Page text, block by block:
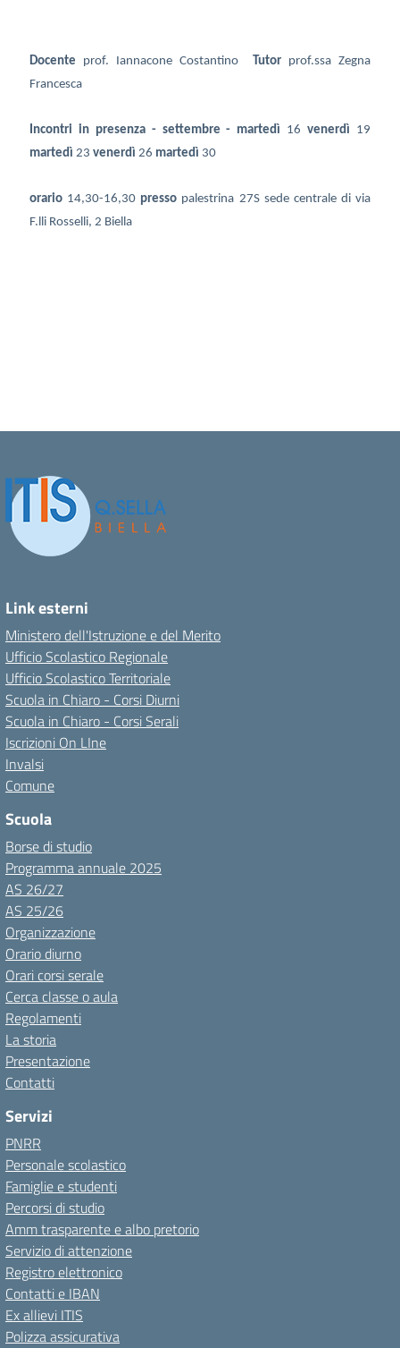
Docente prof. Iannacone Costantino Tutor prof.ssa Zegna
Francesca
Incontri in presenza - settembre - martedì 16venerdì 19
martedì 23 venerdì 26 martedì 30
orario 14,30-16,30 presso palestrina 27S sede centrale di via
F.lli Rosselli, 2 Biella
Link esterni
Ministero dell'Istruzione e del Merito
Ufficio Scolastico Regionale
Ufficio Scolastico Territoriale
Scuola in Chiaro - Corsi Diurni
Scuola in Chiaro - Corsi Serali
Iscrizioni On LIne
Invalsi
Comune
Scuola
Borse di studio
Programma annuale 2025
AS 26/27
AS 25/26
Organizzazione
Orario diurno
Orari corsi serale
Cerca classe o aula
Regolamenti
La storia
Presentazione
Contatti
Servizi
PNRR
Personale scolastico
Famiglie e studenti
Percorsi di studio
Amm trasparente e albo pretorio
Servizio di attenzione
Registro elettronico
Contatti e IBAN
Ex allievi ITIS
Polizza assicurativa